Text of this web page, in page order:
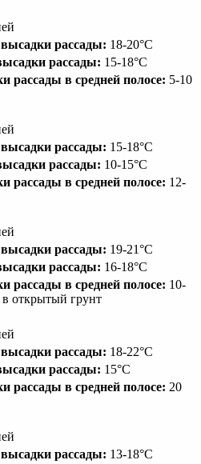
рассады: 18-20°С
рассады: 15-18°С
рассады в средней полосе: 5-10
рассады: 15-18°С
рассады: 10-15°С
рассады в средней полосе: 12-
рассады: 19-21°С
рассады: 16-18°С
рассады в средней полосе: 10-
открытый грунт
рассады: 18-22°С
рассады: 15°С
рассады в средней полосе: 20
рассады: 13-18°С